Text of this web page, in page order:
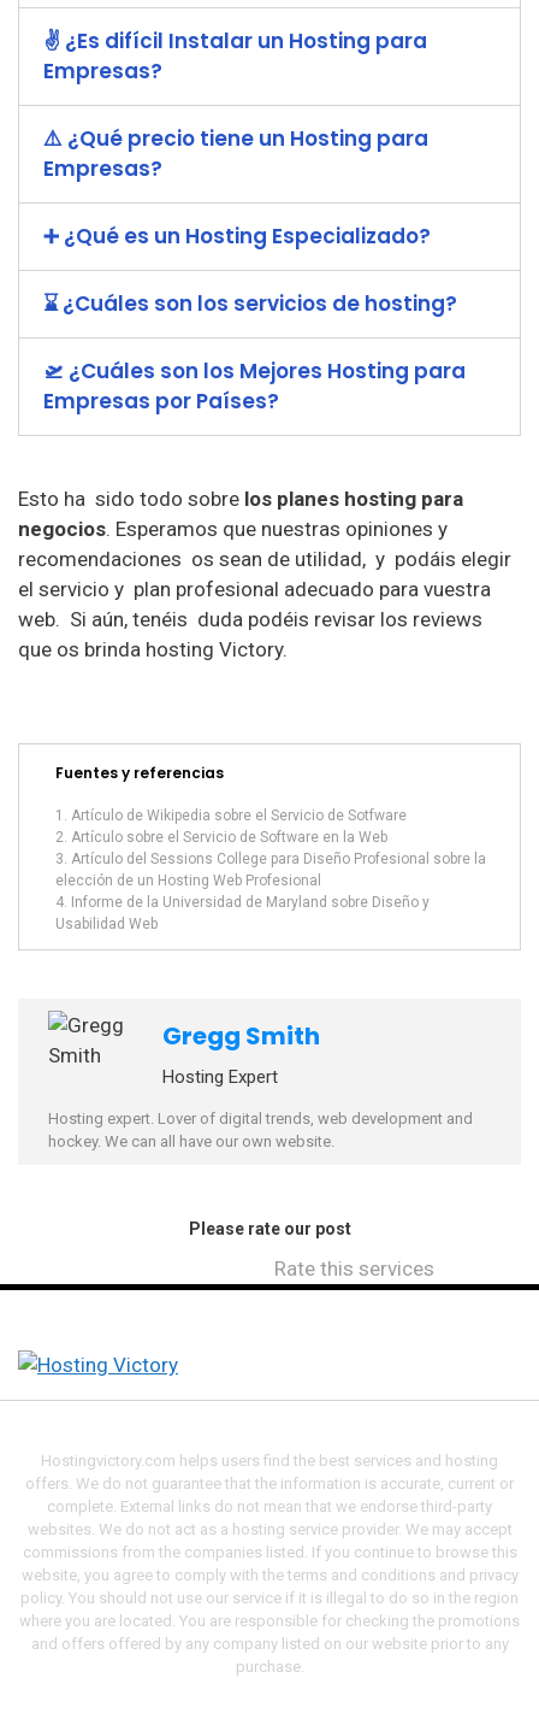
✌ ¿Es difícil Instalar un Hosting para
Empresas?
⚠️ ¿Qué precio tiene un Hosting para
Empresas?
➕ ¿Qué es un Hosting Especializado?
⌛ ¿Cuáles son los servicios de hosting?
🛫 ¿Cuáles son los Mejores Hosting para
Empresas por Países?
Esto ha sido todo sobre los planes hosting para
negocios. Esperamos que nuestras opiniones y
recomendaciones os sean de utilidad, y podáis elegir
el servicio y plan profesional adecuado para vuestra
web. Si aún, tenéis duda podéis revisar los reviews
que os brinda hosting Victory.
Fuentes y referencias
Artículo de Wikipedia sobre el Servicio de Sotfware
Artículo sobre el Servicio de Software en la Web
Artículo del Sessions College para Diseño Profesional sobre la
elección de un Hosting Web Profesional
Informe de la Universidad de Maryland sobre Diseño y
Usabilidad Web
Gregg Smith
Hosting Expert
Hosting expert. Lover of digital trends, web development and
hockey. We can all have our own website.
Rate this services
Please rate our post
Hostingvictory.com helps users find the best services and hosting
offers. We do not guarantee that the information is accurate, current or
complete. External links do not mean that we endorse third-party
websites. We do not act as a hosting service provider. We may accept
commissions from the companies listed. If you continue to browse this
website, you agree to comply with the terms and conditions and privacy
policy. You should not use our service if it is illegal to do so in the region
where you are located. You are responsible for checking the promotions
and offers offered by any company listed on our website prior to any
purchase.